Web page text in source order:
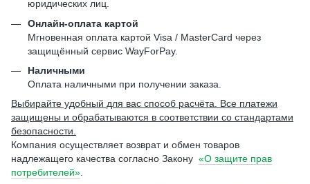
юридических лиц.
Онлайн-оплата картой
Мгновенная оплата картой Visa / MasterCard через
защищённый сервис WayForPay.
Наличными
Оплата наличными при получении заказа.
Выбирайте удобный для вас способ расчёта. Все платежи
защищены и обрабатываются в соответствии со стандартами
безопасности.
Компания осуществляет возврат и обмен товаров
надлежащего качества согласно Закону «О защите прав
потребителей».